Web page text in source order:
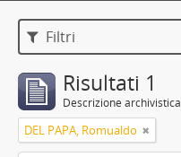
Filtri
Risultati 1
Descrizione archivistica
DEL PAPA, Romualdo